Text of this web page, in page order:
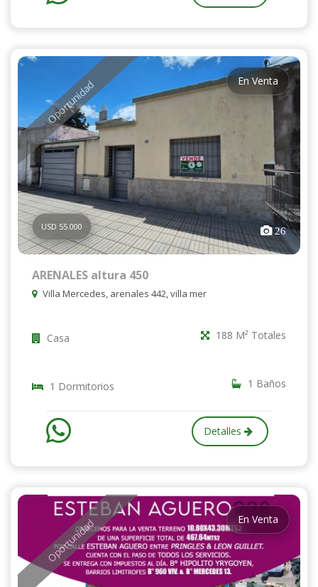
Oportunidad En Venta
USD 55.000 26
ARENALES altura 450
Villa Mercedes, arenales 442, villa mer
Casa 188 M² Totales
1 Dormitorios 1 Baños
Detalles
Oportunidad En Venta